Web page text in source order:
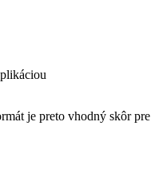
je preto vhodný skôr pre